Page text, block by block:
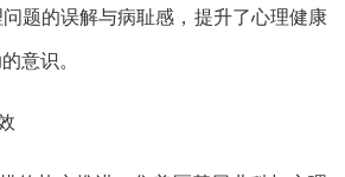
题的误解与病耻感，提升了心理健康
意识。